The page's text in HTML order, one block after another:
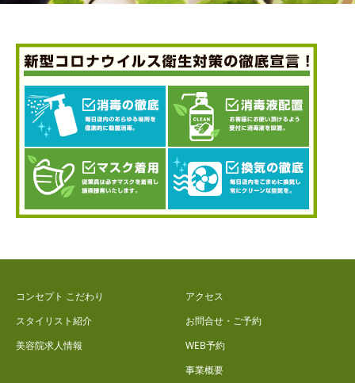
コンセプト こだわり
スタイリスト紹介
美容院求人情報
アクセス
お問合せ・ご予約
WEB予約
事業概要